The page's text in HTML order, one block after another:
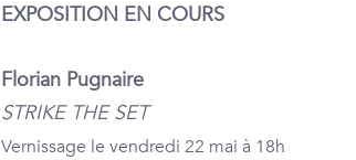
EXPOSITION EN COURS
Florian Pugnaire
STRIKE THE SET
Vernissage le vendredi 22 mai à 18h